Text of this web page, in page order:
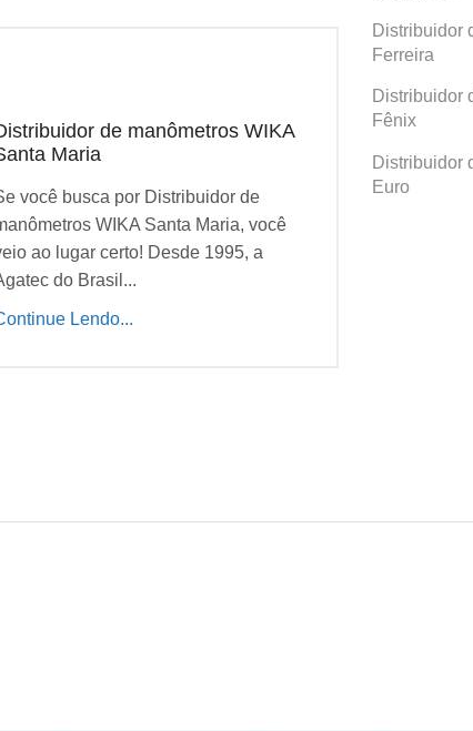
de manômetros WIKA
Maria
você busca por Distribuidor de
WIKA Santa Maria, você
ao lugar certo! Desde 1995, a
do Brasil...
Lendo...
Distribuidor
Prosperidade
Se você busca
Distribuidor
Ferreira
Distribuidor
Fênix
Distribuidor
Euro